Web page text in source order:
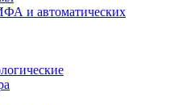
и автоматических